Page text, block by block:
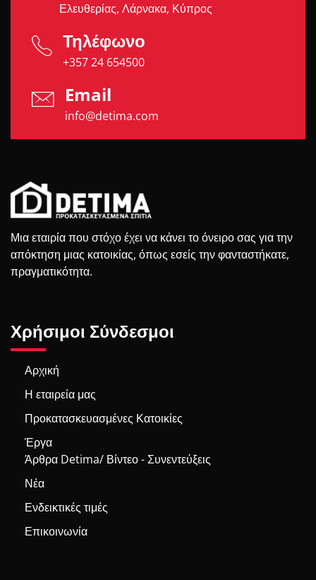
Ελευθερίας, Λάρνακα, Κύπρος
Τηλέφωνο
+357 24 654500
Email
info@detima.com
Μια εταιρία που στόχο έχει να κάνει το όνειρο σας για την
απόκτηση μιας κατοικίας, όπως εσείς την φανταστήκατε,
πραγματικότητα.
Χρήσιμοι Σύνδεσμοι
Αρχική
Η εταιρεία μας
Προκατασκευασμένες Κατοικίες
Έργα
Άρθρα Detima/ Βίντεο - Συνεντεύξεις
Νέα
Ενδεικτικές τιμές
Επικοινωνία